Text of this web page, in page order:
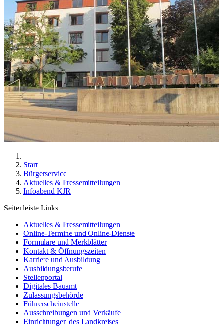
Start
Bürgerservice
Aktuelles & Pressemitteilungen
Infoabend KJR
Seitenleiste Links
Aktuelles & Pressemitteilungen
Online-Termine und Online-Dienste
Formulare und Merkblätter
Kontakt & Öffnungszeiten
Karriere und Ausbildung
Ausbildungsberufe
Stellenportal
Digitales Bauamt
Zulassungsbehörde
Führerscheinstelle
Ausschreibungen und Verkäufe
Einrichtungen des Landkreises